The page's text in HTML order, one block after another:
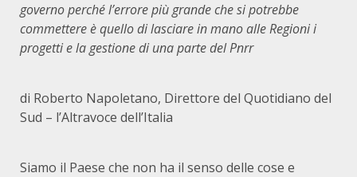
governo perché l’errore più grande che si potrebbe
commettere è quello di lasciare in mano alle Regioni i
progetti e la gestione di una parte del Pnrr
di Roberto Napoletano, Direttore del Quotidiano del
Sud – l’Altravoce dell’Italia
Siamo il Paese che non ha il senso delle cose e